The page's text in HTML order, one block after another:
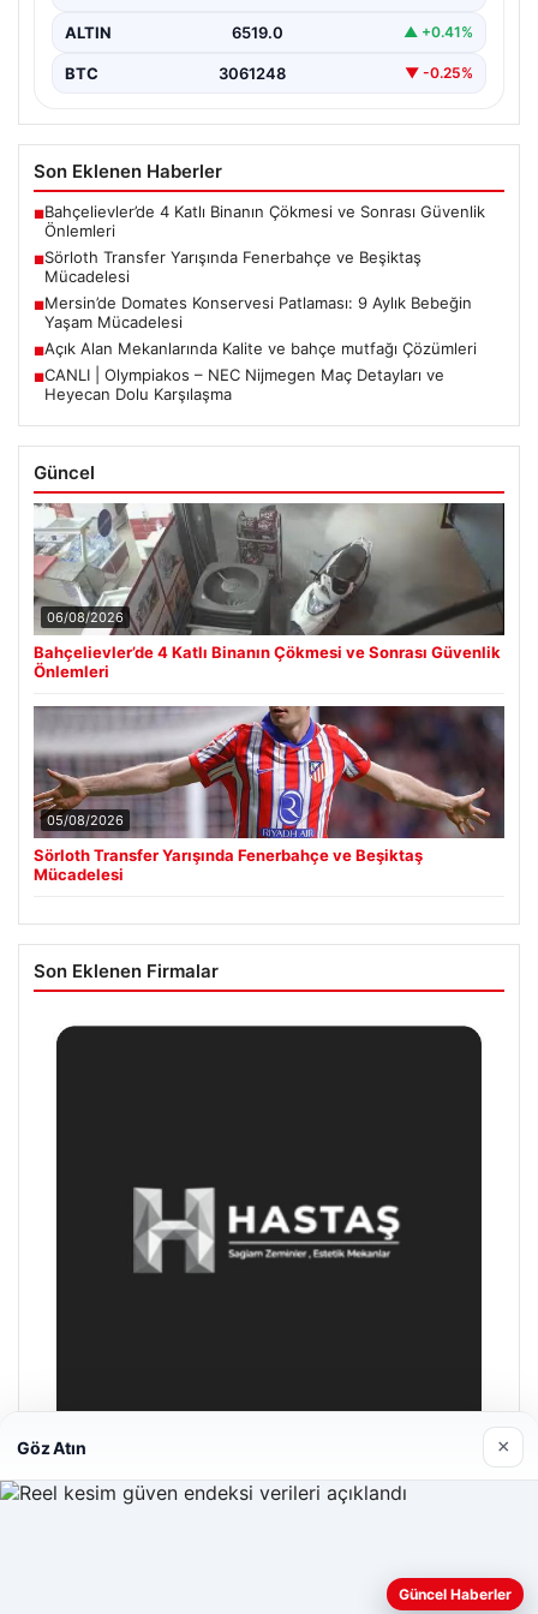
ALTIN 6519.0 ▲ +0.41%
BTC 3061248 ▼ -0.25%
Son Eklenen Haberler
■Bahçelievler’de 4 Katlı Binanın Çökmesi ve Sonrası Güvenlik
Önlemleri
■Sörloth Transfer Yarışında Fenerbahçe ve Beşiktaş
Mücadelesi
■Mersin’de Domates Konservesi Patlaması: 9 Aylık Bebeğin
Yaşam Mücadelesi
■Açık Alan Mekanlarında Kalite ve bahçe mutfağı Çözümleri
■CANLI | Olympiakos – NEC Nijmegen Maç Detayları ve
Heyecan Dolu Karşılaşma
Güncel
06/08/2026
Bahçelievler’de 4 Katlı Binanın Çökmesi ve Sonrası Güvenlik
Önlemleri
05/08/2026
Sörloth Transfer Yarışında Fenerbahçe ve Beşiktaş
Mücadelesi
Son Eklenen Firmalar
Hastaş Beton
Web sitemizi nasıl kullandığınızı daha iyi anlayabilmek,
Göz Atın ×
Güncel Haberler